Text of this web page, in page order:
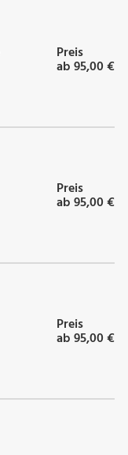
Preis
ab 95,00 €
Preis
ab 95,00 €
Preis
ab 95,00 €